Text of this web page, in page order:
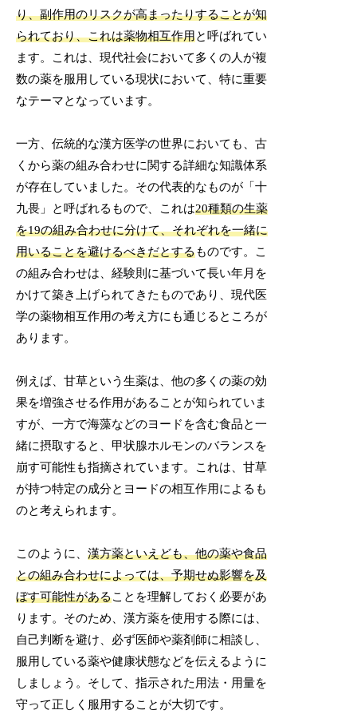
り、副作用のリスクが高まったりすることが知
られており、これは薬物相互作用と呼ばれてい
ます。これは、現代社会において多くの人が複
数の薬を服用している現状において、特に重要
なテーマとなっています。
一方、伝統的な漢方医学の世界においても、古
くから薬の組み合わせに関する詳細な知識体系
が存在していました。その代表的なものが「十
九畏」と呼ばれるもので、これは20種類の生薬
を19の組み合わせに分けて、それぞれを一緒に
用いることを避けるべきだとするものです。こ
の組み合わせは、経験則に基づいて長い年月を
かけて築き上げられてきたものであり、現代医
学の薬物相互作用の考え方にも通じるところが
あります。
例えば、甘草という生薬は、他の多くの薬の効
果を増強させる作用があることが知られていま
すが、一方で海藻などのヨードを含む食品と一
緒に摂取すると、甲状腺ホルモンのバランスを
崩す可能性も指摘されています。これは、甘草
が持つ特定の成分とヨードの相互作用によるも
のと考えられます。
このように、漢方薬といえども、他の薬や食品
との組み合わせによっては、予期せぬ影響を及
ぼす可能性があることを理解しておく必要があ
ります。そのため、漢方薬を使用する際には、
自己判断を避け、必ず医師や薬剤師に相談し、
服用している薬や健康状態などを伝えるように
しましょう。そして、指示された用法・用量を
守って正しく服用することが大切です。